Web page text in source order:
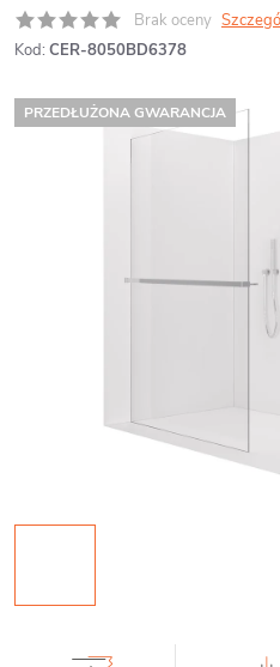
Brak oceny
Kod: CER-8050BD6378
PRZEDŁUŻONA GWARANCJA